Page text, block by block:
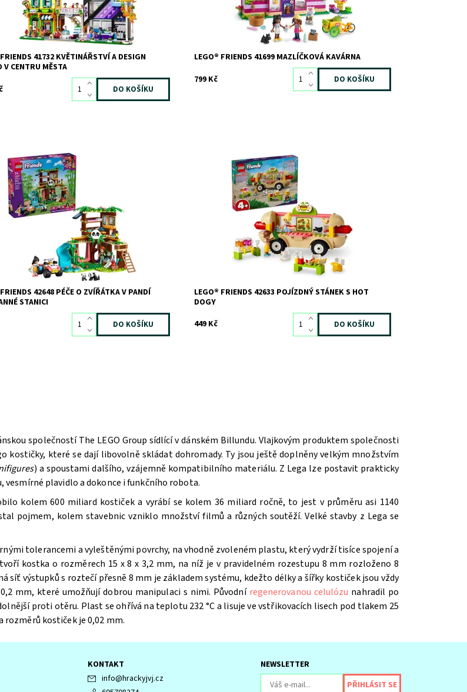
41732 KVĚTINÁŘSTVÍ A DESIGN
V CENTRU MĚSTA
LEGO® FRIENDS 41699 MAZLÍČKOVÁ KAVÁRNA
799 Kč
se na obří dávku roztomilosti! Pomůžete
a Liann postarat se o pandí mámu a její mláďata
záchranné stanici? Hravá zvířátka se ráda
do vody a houpou na houpačce. Doručte jim
čtyřkolce a až se pandy uvelebí ve své...
42648 PÉČE O ZVÍŘÁTKA V PANDÍ
STANICI
Zábavná stavebnice LEGO® Friends se 2 minipanenkami
Dostupnost:
Skladem>3
11445
LEGO
LEGO® FRIENDS 42633 POJÍZDNÝ STÁNEK S HOT
DOGY
449 Kč
společností The LEGO Group sídlící v dánském Billundu. Vlajkovým produktem společnosti
kostičky, které se dají libovolně skládat dohromady. Ty jsou ještě doplněny velkým množstvím
) a spoustami dalšího, vzájemně kompatibilního materiálu. Z Lega lze postavit prakticky
plavidlo a dokonce i funkčního robota.
kolem 600 miliard kostiček a vyrábí se kolem 36 miliard ročně, to jest v průměru asi 1140
pojmem, kolem stavebnic vzniklo množství filmů a různých soutěží. Velké stavby z Lega se
tolerancemi a vyleštěnými povrchy, na vhodně zvoleném plastu, který vydrží tisíce spojení a
kostka o rozměrech 15 x 8 x 3,2 mm, na níž je v pravidelném rozestupu 8 mm rozloženo 8
síť výstupků s roztečí přesně 8 mm je základem systému, kdežto délky a šířky kostiček jsou vždy
mm, které umožňují dobrou manipulaci s nimi. Původní regenerovanou celulózu nahradil po
proti otěru. Plast se ohřívá na teplotu 232 °C a lisuje ve vstřikovacích lisech pod tlakem 25
rozměrů kostiček je 0,02 mm.
KONTAKT
info@hrackyjvj.cz
NEWSLETTER